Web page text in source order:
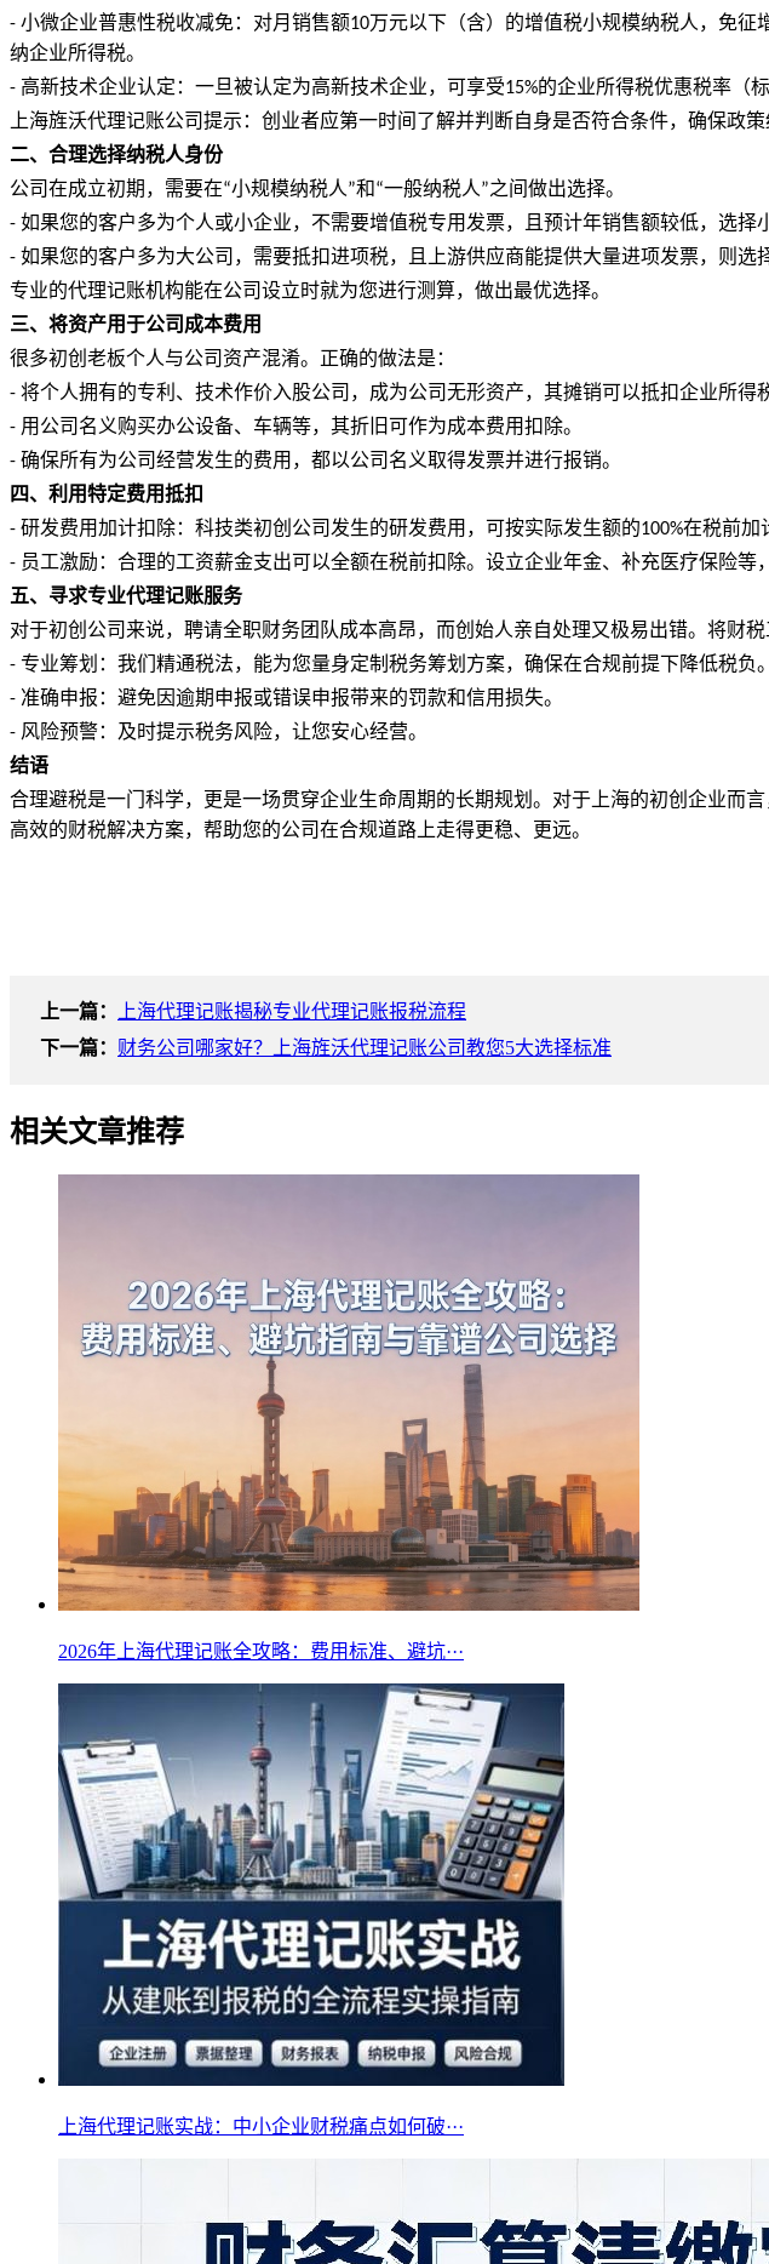
- 小微企业普惠性税收减免：对月销售额10万元以下（含）的增值税小规模纳税人，免
纳企业所得税。
- 高新技术企业认定：一旦被认定为高新技术企业，可享受15%的企业所得税优惠税率（
上海旌沃代理记账公司提示：创业者应第一时间了解并判断自身是否符合条件，确保政策
二、合理选择纳税人身份
公司在成立初期，需要在“小规模纳税人”和“一般纳税人”之间做出选择。
- 如果您的客户多为个人或小企业，不需要增值税专用发票，且预计年销售额较低，选择
- 如果您的客户多为大公司，需要抵扣进项税，且上游供应商能提供大量进项发票，则选
专业的代理记账机构能在公司设立时就为您进行测算，做出最优选择。
三、将资产用于公司成本费用
很多初创老板个人与公司资产混淆。正确的做法是：
- 将个人拥有的专利、技术作价入股公司，成为公司无形资产，其摊销可以抵扣企业所得
- 用公司名义购买办公设备、车辆等，其折旧可作为成本费用扣除。
- 确保所有为公司经营发生的费用，都以公司名义取得发票并进行报销。
四、利用特定费用抵扣
- 研发费用加计扣除：科技类初创公司发生的研发费用，可按实际发生额的100%在税前加
- 员工激励：合理的工资薪金支出可以全额在税前扣除。设立企业年金、补充医疗保险等
五、寻求专业代理记账服务
对于初创公司来说，聘请全职财务团队成本高昂，而创始人亲自处理又极易出错。将财
- 专业筹划：我们精通税法，能为您量身定制税务筹划方案，确保在合规前提下降低税负。
- 准确申报：避免因逾期申报或错误申报带来的罚款和信用损失。
- 风险预警：及时提示税务风险，让您安心经营。
结语
合理避税是一门科学，更是一场贯穿企业生命周期的长期规划。对于上海的初创企业而
高效的财税解决方案，帮助您的公司在合规道路上走得更稳、更远。
上一篇：
上海代理记账揭秘专业代理记账报税流程
下一篇： 财务公司哪家好？上海旌沃代理记账公司教您5大选择标准
相关文章推荐
2026年上海代理记账全攻略：费用标准、避坑···
上海代理记账实战：中小企业财税痛点如何破···